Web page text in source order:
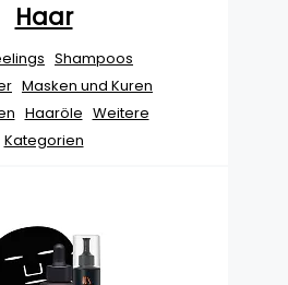
Haar
Shampoos
Masken und Kuren
Haaröle Weitere
Kategorien